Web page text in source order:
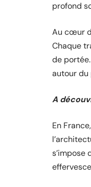
profond
Au cœur
Chaque
de
autour du
A
En
s’impose